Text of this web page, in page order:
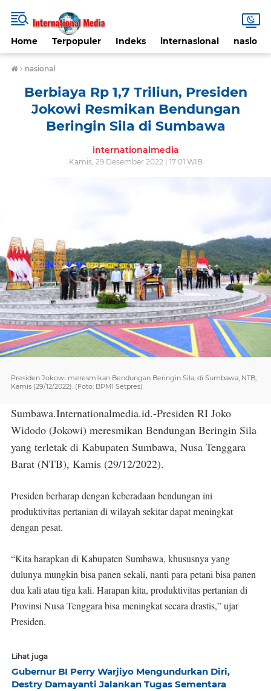
Home Terpopuler Indeks internasional nasional
› nasional
Berbiaya Rp 1,7 Triliun, Presiden
Jokowi Resmikan Bendungan
Beringin Sila di Sumbawa
internationalmedia
Kamis, 29 Desember 2022 | 17:01 WIB
Presiden Jokowi meresmikan Bendungan Beringin Sila, di Sumbawa, NTB,
Kamis (29/12/2022). (Foto: BPMI Setpres)
Sumbawa.Internationalmedia.id.-Presiden RI Joko
Widodo (Jokowi) meresmikan Bendungan Beringin Sila
yang terletak di Kabupaten Sumbawa, Nusa Tenggara
Barat (NTB), Kamis (29/12/2022).
Presiden berharap dengan keberadaan bendungan ini
produktivitas pertanian di wilayah sekitar dapat meningkat
dengan pesat.
“Kita harapkan di Kabupaten Sumbawa, khususnya yang
dulunya mungkin bisa panen sekali, nanti para petani bisa panen
dua kali atau tiga kali. Harapan kita, produktivitas pertanian di
Provinsi Nusa Tenggara bisa meningkat secara drastis,” ujar
Presiden.
Lihat juga
Gubernur BI Perry Warjiyo Mengundurkan Diri,
Destry Damayanti Jalankan Tugas Sementara